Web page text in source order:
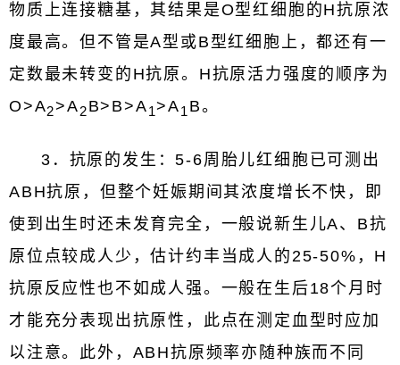
物质上连接糖基，其结果是O型红细胞的H抗原浓
度最高。但不管是A型或B型红细胞上，都还有一
定数最未转变的H抗原。H抗原活力强度的顺序为
O>A2>A2B>B>A1>A1 B。
3．抗原的发生：5-6周胎儿红细胞已可测出
ABH抗原，但整个妊娠期间其浓度增长不快，即
使到出生时还未发育完全，一般说新生儿A、B抗
原位点较成人少，估计约丰当成人的25-50%，H
抗原反应性也不如成人强。一般在生后18个月时
才能充分表现出抗原性，此点在测定血型时应加
以注意。此外，ABH抗原频率亦随种族而不同